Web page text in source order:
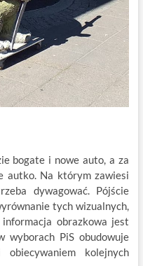
bogate i nowe auto, a za
autko. Na którym zawiesi
dywagować. Pójście
tych wizualnych,
obrazkowa jest
wyborach PiS obudowuje
obiecywaniem kolejnych